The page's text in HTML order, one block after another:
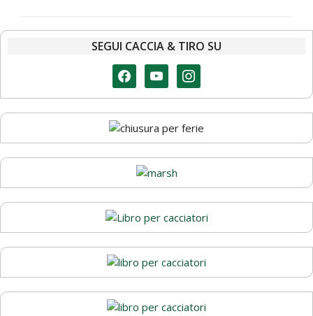
SEGUI CACCIA & TIRO SU
facebookyoutubeinstagram